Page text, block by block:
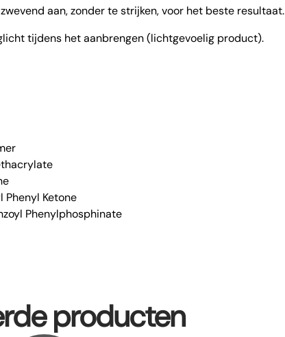
aan, zonder te strijken, voor het beste resultaat.
tijdens het aanbrengen (lichtgevoelig product).
Phenyl Ketone
Phenylphosphinate
producten